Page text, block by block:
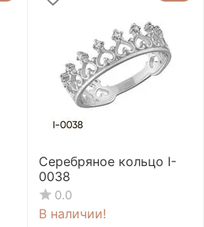
Серебряное кольцо I-
0038
0.0
В наличии!